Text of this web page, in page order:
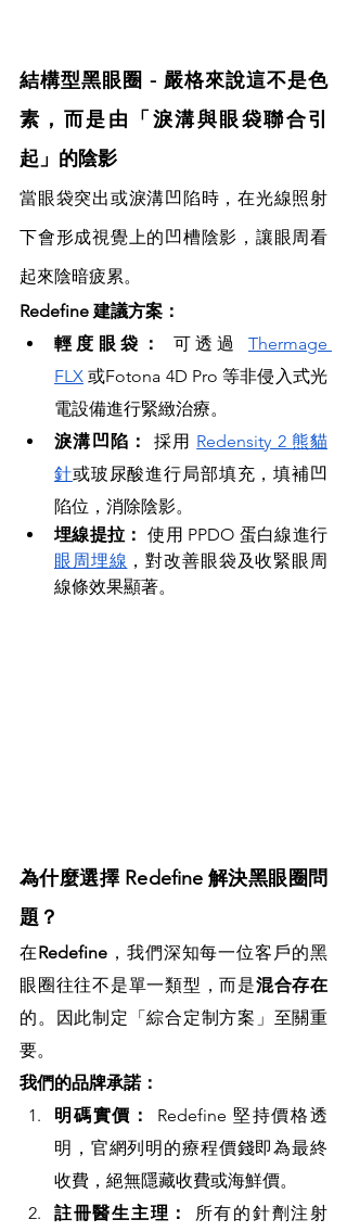
結構型黑眼圈 - 嚴格來說這不是色
素，而是由「淚溝與眼袋聯合引
起」的陰影
當眼袋突出或淚溝凹陷時，在光線照射
下會形成視覺上的凹槽陰影，讓眼周看
起來陰暗疲累。
Redefine 建議方案：
輕度眼袋：
可透過 Thermage
FLX 或Fotona 4D Pro 等非侵入式光
電設備進行緊緻治療。
淚溝凹陷：
採用 Redensity 2 熊貓
針或玻尿酸進行局部填充，填補凹
陷位，消除陰影。
埋線提拉： 使用 PPDO 蛋白線進行
眼周埋線 ，對改善眼袋及收緊眼周
線條效果顯著。
為什麼選擇 Redefine 解決黑眼圈問
題？
在Redefine，我們深知每一位客戶的黑
眼圈往往不是單一類型，而是混合存在
的。因此制定「綜合定制方案」至關重
要。
我們的品牌承諾：
明碼實價：
Redefine 堅持價格透
明，官網列明的療程價錢即為最終
收費，絕無隱藏收費或海鮮價。
註冊醫生主理：
所有的針劑注射